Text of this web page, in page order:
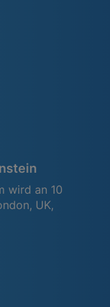
wird an 10
UK,